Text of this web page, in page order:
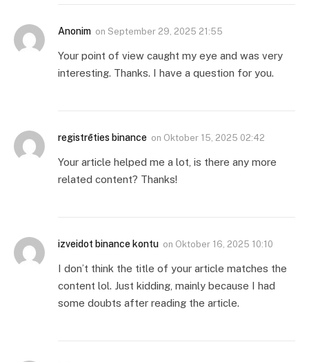
Anonim on September 29, 2025 21:55
Your point of view caught my eye and was very
interesting. Thanks. I have a question for you.
registrēties binance on Oktober 15, 2025 02:42
Your article helped me a lot, is there any more
related content? Thanks!
izveidot binance kontu on Oktober 16, 2025 10:10
I don’t think the title of your article matches the
content lol. Just kidding, mainly because I had
some doubts after reading the article.